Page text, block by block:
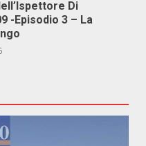
Di
-Episodio 3 – La